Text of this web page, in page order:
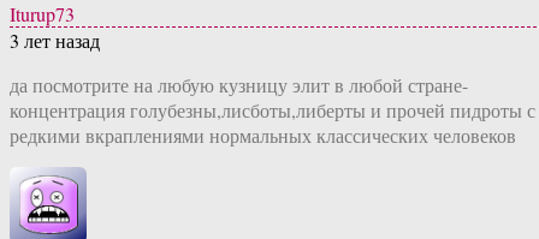
Iturup73
3 лет назад
да посмотрите на любую кузницу элит в любой стране-
концентрация голубезны,лисботы,либерты и прочей пидроты с
редкими вкраплениями нормальных классических человеков